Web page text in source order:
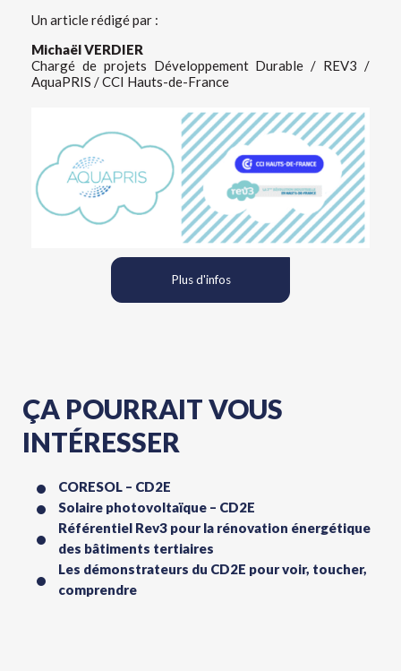
Un article rédigé par :
Michaël VERDIER
Chargé de projets Développement Durable / REV3 /
AquaPRIS /CCI Hauts-de-France
Plus d'infos
ÇA POURRAIT VOUS
INTÉRESSER
CORESOL – CD2E
Solaire photovoltaïque – CD2E
Référentiel Rev3 pour la rénovation énergétique
des bâtiments tertiaires
Les démonstrateurs du CD2E pour voir, toucher,
comprendre